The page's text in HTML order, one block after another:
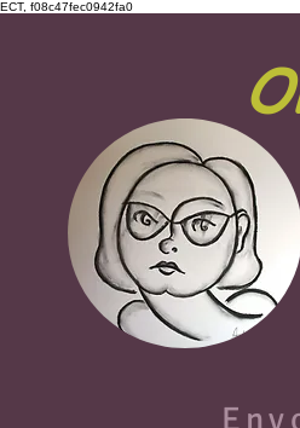
f08c47fec0942fa0